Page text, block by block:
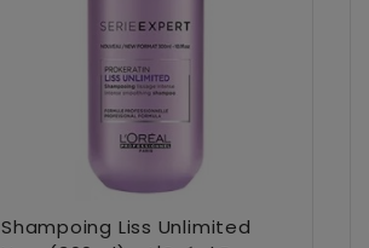
Ajouter Au Panier
Shampoing Liss Unlimited